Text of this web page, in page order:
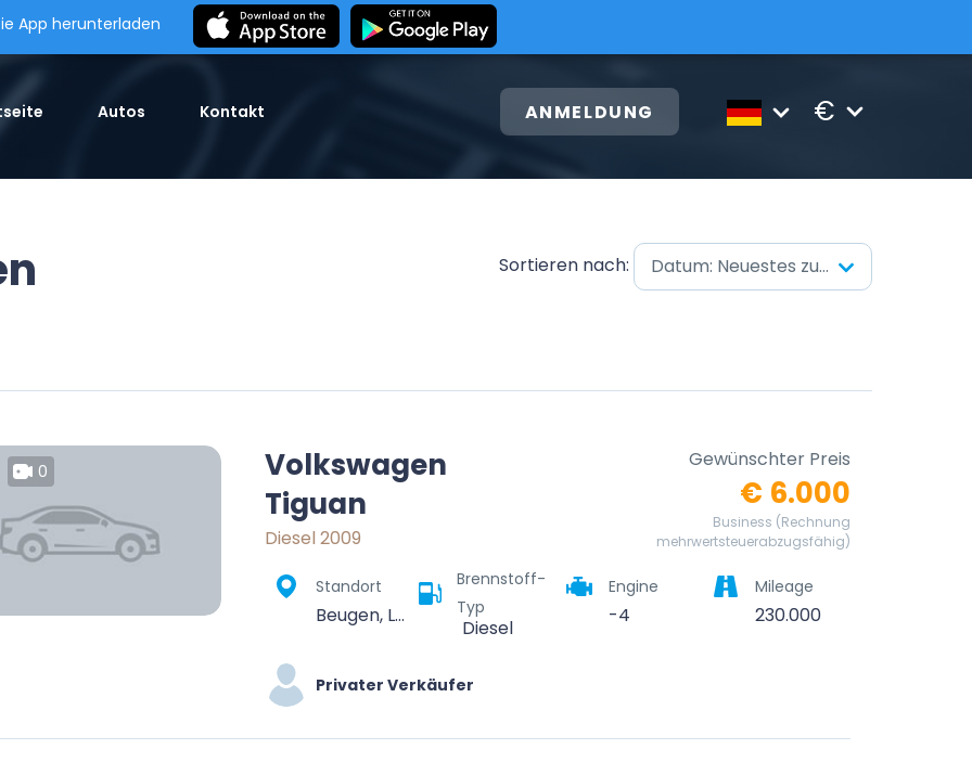
App herunterladen
Autos Kontakt ANMELDUNG €
Sortieren nach: Datum: Neuestes zuerst
0
Volkswagen
Tiguan
Diesel 2009
Gewünschter Preis
€ 6.000
Business (Rechnung
mehrwertsteuerabzugsfähig)
Standort
Beugen, Land van Cuijk, Noord-Brabant, Nederland
Brennstoff-
Typ
Diesel
Engine
-4
Mileage
230.000
Privater Verkäufer